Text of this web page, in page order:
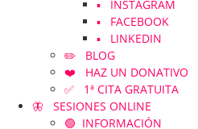
▪️ INSTAGRAM
▪️ FACEBOOK
▪️ LINKEDIN
✏️ BLOG
❤️ HAZ UN DONATIVO
✅ 1ª CITA GRATUITA
🦋 SESIONES ONLINE
🟢 INFORMACIÓN